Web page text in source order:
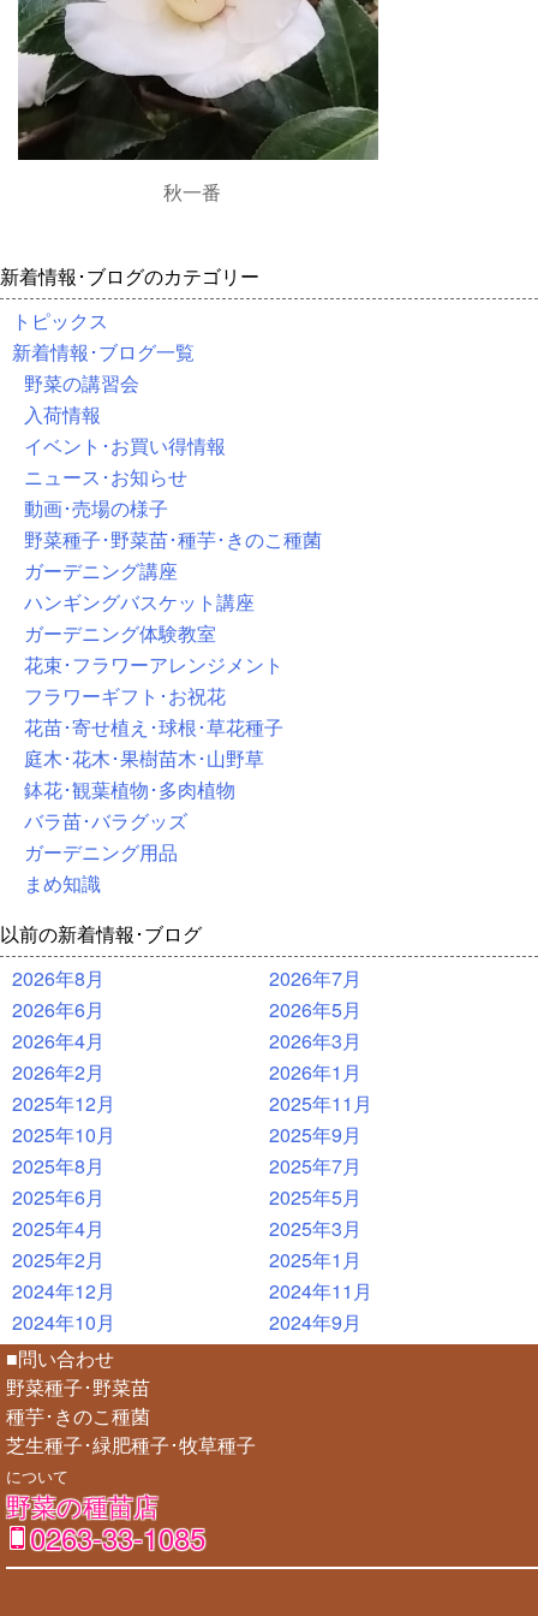
秋一番
新着情報･ブログのカテゴリー
トピックス
新着情報･ブログ一覧
野菜の講習会
入荷情報
イベント･お買い得情報
ニュース･お知らせ
動画･売場の様子
野菜種子･野菜苗･種芋･きのこ種菌
ガーデニング講座
ハンギングバスケット講座
ガーデニング体験教室
花束･フラワーアレンジメント
フラワーギフト･お祝花
花苗･寄せ植え･球根･草花種子
庭木･花木･果樹苗木･山野草
鉢花･観葉植物･多肉植物
バラ苗･バラグッズ
ガーデニング用品
まめ知識
以前の新着情報･ブログ
2026年8月
2026年7月
2026年6月
2026年5月
2026年4月
2026年3月
2026年2月
2026年1月
2025年12月
2025年11月
2025年10月
2025年9月
2025年8月
2025年7月
2025年6月
2025年5月
2025年4月
2025年3月
2025年2月
2025年1月
2024年12月
2024年11月
2024年10月
2024年9月
■問い合わせ
野菜種子･野菜苗
種芋･きのこ種菌
芝生種子･緑肥種子･牧草種子
について
野菜の種苗店
0263-33-1085